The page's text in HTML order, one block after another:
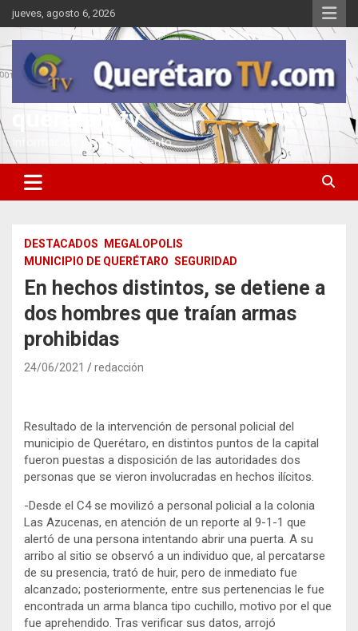
Saltar
al
contenido
jueves, agosto 6, 2026
queretarotv
Información y entretenimiento
DESTACADOS
MEGALOPOLIS
MUNICIPIO DE QUERÉTARO SEGURIDAD
En hechos distintos, se detiene a
dos hombres que traían armas
prohibidas
24/06/2021 redacción
Resultado de la intervención de personal policial del
municipio de Querétaro, en distintos puntos de la capital
fueron puestas a disposición de las autoridades dos
personas que se vieron involucradas en hechos ilícitos.
-Desde el C4 se movilizó a personal policial a la colonia
Las Azucenas, en atención de un reporte al 9-1-1 que
alertó de una persona intentando abrir una puerta. A su
arribo al sitio se observó a un individuo que, al percatarse
de su presencia, trató de huir, pero de inmediato fue
alcanzado; posteriormente, entre sus pertenencias le fue
encontrada un arma blanca tipo cuchillo, motivo por el que
fue aprehendido. Tras verificar sus datos, arrojó